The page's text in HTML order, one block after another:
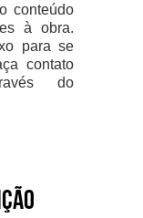
conteúdo
à obra.
para se
contato
do